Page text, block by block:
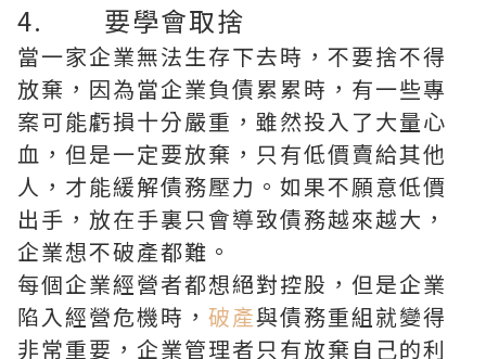
4. 要學會取捨
當一家企業無法生存下去時，不要捨不得
放棄，因為當企業負債累累時，有一些專
案可能虧損十分嚴重，雖然投入了大量心
血，但是一定要放棄，只有低價賣給其他
人，才能緩解債務壓力。如果不願意低價
出手，放在手裏只會導致債務越來越大，
企業想不破產都難。
每個企業經營者都想絕對控股，但是企業
陷入經營危機時， 破產與債務重組就變得
非常重要，企業管理者只有放棄自己的利